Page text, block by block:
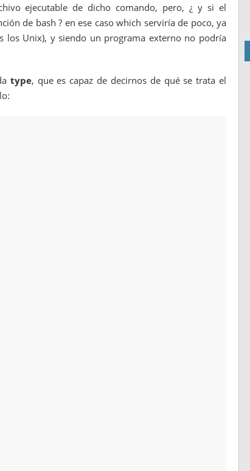
ejecutable de dicho comando, pero, ¿ y si el
de bash ? en ese caso which serviría de poco, ya
los Unix), y siendo un programa externo no podría
type, que es capaz de decirnos de qué se trata el